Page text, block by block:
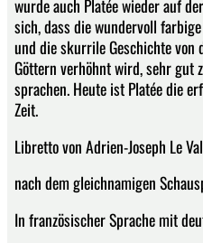
wurde auch Platée wieder auf
sich, dass die wundervoll
und die skurrile Geschichte von
Göttern verhöhnt wird, sehr gut
sprachen. Heute ist Platée die
Zeit.
Libretto von Adrien-Joseph Le
nach dem gleichnamigen
In französischer Sprache mit